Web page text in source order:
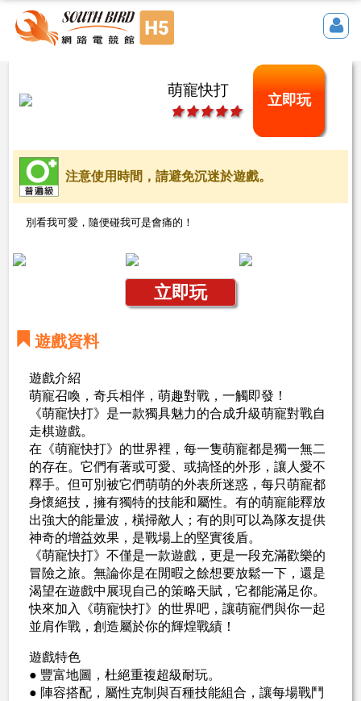
萌寵快打
立即玩
注意使用時間，請避免沉迷於遊戲。
別看我可愛，隨便碰我可是會痛的！
立即玩
遊戲資料
遊戲介紹
萌寵召喚，奇兵相伴，萌趣對戰，一觸即發！
《萌寵快打》是一款獨具魅力的合成升級萌寵對戰自
走棋遊戲。
在《萌寵快打》的世界裡，每一隻萌寵都是獨一無二
的存在。它們有著或可愛、或搞怪的外形，讓人愛不
釋手。但可別被它們萌萌的外表所迷惑，每只萌寵都
身懷絕技，擁有獨特的技能和屬性。有的萌寵能釋放
出強大的能量波，橫掃敵人；有的則可以為隊友提供
神奇的增益效果，是戰場上的堅實後盾。
《萌寵快打》不僅是一款遊戲，更是一段充滿歡樂的
冒險之旅。無論你是在閒暇之餘想要放鬆一下，還是
渴望在遊戲中展現自己的策略天賦，它都能滿足你。
快來加入《萌寵快打》的世界吧，讓萌寵們與你一起
並肩作戰，創造屬於你的輝煌戰績！
遊戲特色
● 豐富地圖，杜絕重複超級耐玩。
● 陣容搭配，屬性克制與百種技能組合，讓每場戰鬥